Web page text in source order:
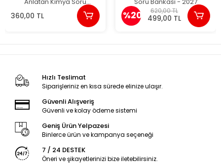
Anlatan Kimya Soru
Bankası Yeni Maarif
Karekök Yayınları
360,00 TL
Soru Bankası - 2027
%20 620,00 TL
499,00 TL
Hızlı Teslimat
Siparişleriniz en kısa sürede elinize ulaşır.
Güvenli Alışveriş
Güvenli ve kolay ödeme sistemi
Geniş Ürün Yelpazesi
Binlerce ürün ve kampanya seçeneği
7 / 24 DESTEK
Öneri ve şikayetlerinizi bize iletebilirsiniz.